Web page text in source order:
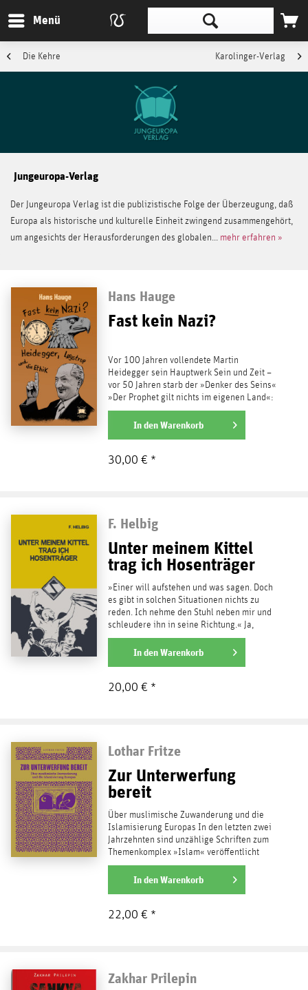
Menü
Die Kehre Karolinger-Verlag
Jungeuropa-Verlag
Der Jungeuropa Verlag ist die publizistische Folge der Überzeugung, daß
Europa als historische und kulturelle Einheit zwingend zusammengehört,
um angesichts der Herausforderungen des globalen... mehr erfahren »
Hans Hauge
Fast kein Nazi?
Vor 100 Jahren vollendete Martin
Heidegger sein Hauptwerk Sein und Zeit –
vor 50 Jahren starb der »Denker des Seins«
»Der Prophet gilt nichts im eigenen Land«:
Das lässt sich...
weiterlesen
In denWarenkorb
30,00 € *
F. Helbig
Unter meinem Kittel
trag ich Hosenträger
»Einer will aufstehen und was sagen. Doch
es gibt in solchen Situationen nichts zu
reden. Ich nehme den Stuhl neben mir und
schleudere ihn in seine Richtung.« Ja,
diesen Autor –...
weiterlesen
In denWarenkorb
20,00 € *
Lothar Fritze
Zur Unterwerfung
bereit
Über muslimische Zuwanderung und die
Islamisierung Europas In den letzten zwei
Jahrzehnten sind unzählige Schriften zum
Themenkomplex »Islam« veröffentlicht
worden – nicht...
weiterlesen
In denWarenkorb
22,00 € *
Zakhar Prilepin